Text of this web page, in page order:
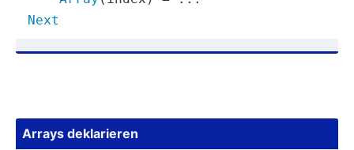
Next
Arrays deklar­ieren